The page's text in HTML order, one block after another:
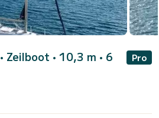
• Zeilboot • 10,3 m • 6
Pro